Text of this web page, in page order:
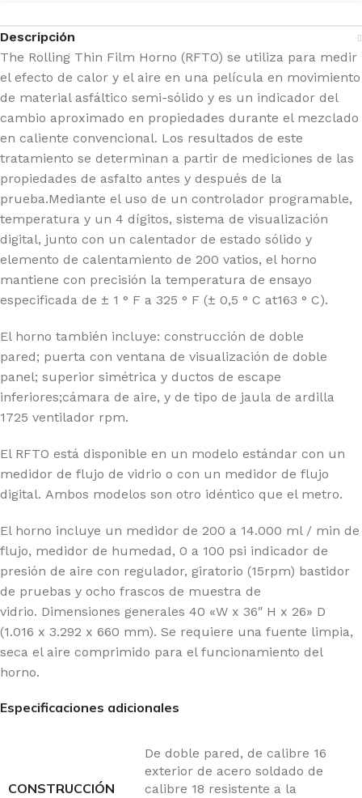
Descripción
The Rolling Thin Film Horno (RFTO) se utiliza para medir
el efecto de calor y el aire en una película en movimiento
de material asfáltico semi-sólido y es un indicador del
cambio aproximado en propiedades durante el mezclado
en caliente convencional. Los resultados de este
tratamiento se determinan a partir de mediciones de las
propiedades de asfalto antes y después de la
prueba.Mediante el uso de un controlador programable,
temperatura y un 4 dígitos, sistema de visualización
digital, junto con un calentador de estado sólido y
elemento de calentamiento de 200 vatios, el horno
mantiene con precisión la temperatura de ensayo
especificada de ± 1 ° F a 325 ° F (± 0,5 ° C at163 ° C).
El horno también incluye: construcción de doble
pared; puerta con ventana de visualización de doble
panel; superior simétrica y ductos de escape
inferiores;cámara de aire, y de tipo de jaula de ardilla
1725 ventilador rpm.
El RFTO está disponible en un modelo estándar con un
medidor de flujo de vidrio o con un medidor de flujo
digital. Ambos modelos son otro idéntico que el metro.
El horno incluye un medidor de 200 a 14.000 ml / min de
flujo, medidor de humedad, 0 a 100 psi indicador de
presión de aire con regulador, giratorio (15rpm) bastidor
de pruebas y ocho frascos de muestra de
vidrio. Dimensiones generales 40 «W x 36″ H x 26» D
(1.016 x 3.292 x 660 mm). Se requiere una fuente limpia,
seca el aire comprimido para el funcionamiento del
horno.
Especificaciones adicionales
CONSTRUCCIÓN
De doble pared, de calibre 16
exterior de acero soldado de
calibre 18 resistente a la